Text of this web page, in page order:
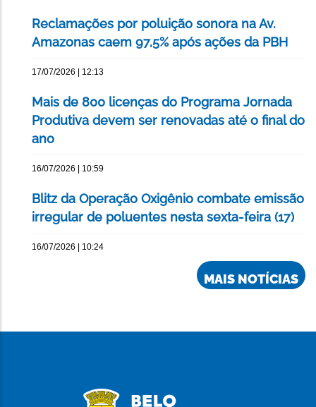
Reclamações por poluição sonora na Av.
Amazonas caem 97,5% após ações da PBH
17/07/2026 | 12:13
Mais de 800 licenças do Programa Jornada
Produtiva devem ser renovadas até o final do
ano
16/07/2026 | 10:59
Blitz da Operação Oxigênio combate emissão
irregular de poluentes nesta sexta-feira (17)
16/07/2026 | 10:24
MAIS NOTÍCIAS